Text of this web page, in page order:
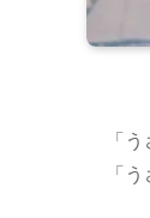
「
「